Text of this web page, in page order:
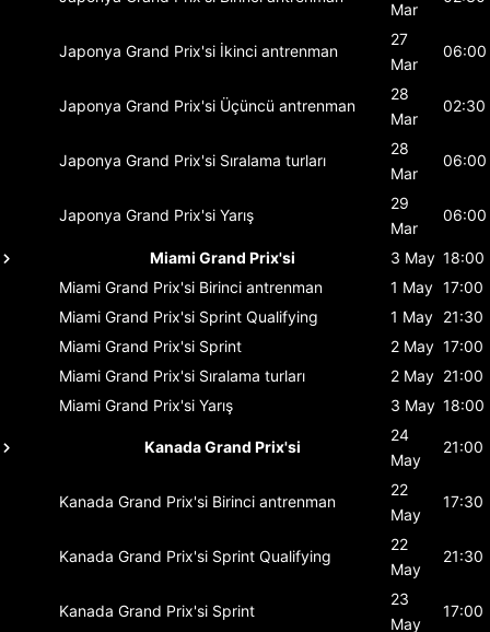
Mar
Japonya Grand Prix'si İkinci antrenman
27
Mar
06:00
Japonya Grand Prix'si Üçüncü antrenman
28
Mar
02:30
Japonya Grand Prix'si Sıralama turları
28
Mar
06:00
Japonya Grand Prix'si Yarış
29
Mar
06:00
Miami Grand Prix'si 3 May 18:00
Miami Grand Prix'si Birinci antrenman 1 May 17:00
Miami Grand Prix'si Sprint Qualifying 1 May 21:30
Miami Grand Prix'si Sprint 2 May 17:00
Miami Grand Prix'si Sıralama turları 2 May 21:00
Miami Grand Prix'si Yarış 3 May 18:00
Kanada Grand Prix'si
24
May
21:00
Kanada Grand Prix'si Birinci antrenman
22
May
17:30
Kanada Grand Prix'si Sprint Qualifying
22
May
21:30
Kanada Grand Prix'si Sprint
23
May
17:00